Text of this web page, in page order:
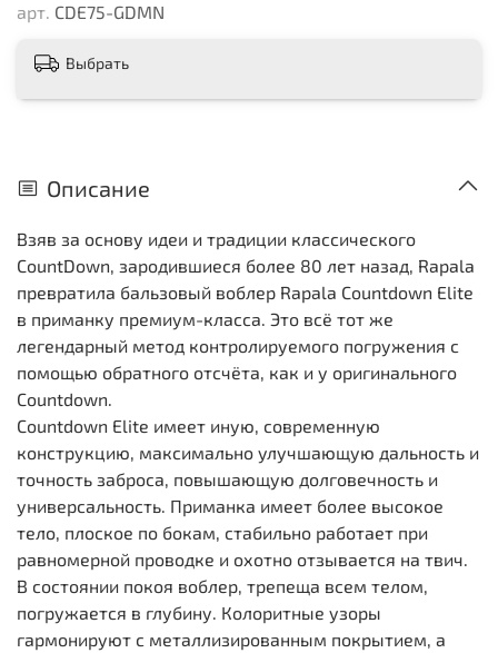
арт. CDE75-GDMN
Выбрать
Описание
Взяв за основу идеи и традиции классического
CountDown, зародившиеся более 80 лет назад, Rapala
превратила бальзовый воблер Rapala Countdown Elite
в приманку премиум-класса. Это всё тот же
легендарный метод контролируемого погружения с
помощью обратного отсчёта, как и у оригинального
Countdown.
Countdown Elite имеет иную, современную
конструкцию, максимально улучшающую дальность и
точность заброса, повышающую долговечность и
универсальность. Приманка имеет более высокое
тело, плоское по бокам, стабильно работает при
равномерной проводке и охотно отзывается на твич.
В состоянии покоя воблер, трепеща всем телом,
погружается в глубину. Колоритные узоры
гармонируют с металлизированным покрытием, а